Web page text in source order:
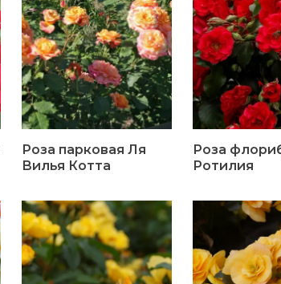
Роза парковая Ля
Вилья Котта
Роза
Ротилия